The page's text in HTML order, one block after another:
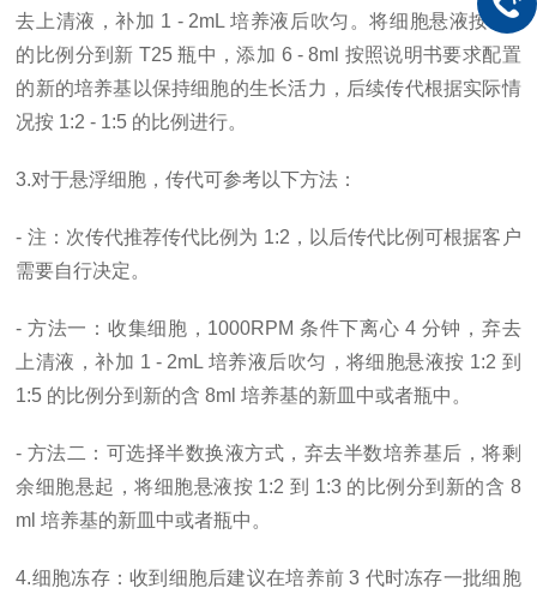
去上清液，补加 1 - 2mL 培养液后吹匀。将细胞悬液按 1:2
的比例分到新 T25 瓶中，添加 6 - 8ml 按照说明书要求配置
的新的培养基以保持细胞的生长活力，后续传代根据实际情
况按 1:2 - 1:5 的比例进行。
3.对于悬浮细胞，传代可参考以下方法：
- 注：次传代推荐传代比例为 1:2，以后传代比例可根据客户
需要自行决定。
- 方法一：收集细胞，1000RPM 条件下离心 4 分钟，弃去
上清液，补加 1 - 2mL 培养液后吹匀，将细胞悬液按 1:2 到
1:5 的比例分到新的含 8ml 培养基的新皿中或者瓶中。
- 方法二：可选择半数换液方式，弃去半数培养基后，将剩
余细胞悬起，将细胞悬液按 1:2 到 1:3 的比例分到新的含 8
ml 培养基的新皿中或者瓶中。
4.细胞冻存：收到细胞后建议在培养前 3 代时冻存一批细胞